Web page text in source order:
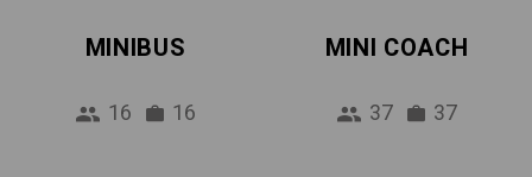
MINIBUS
16 16
MINI COACH
37 37